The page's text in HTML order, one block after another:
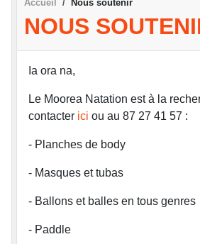
Accueil Nous soutenir
NOUS
Ia ora na,
Le Moorea Natation est à la
contacter ici ou au 87 27 41 57 :
- Planches de body
- Masques et tubas
- Ballons et balles en tous genres
- Paddle